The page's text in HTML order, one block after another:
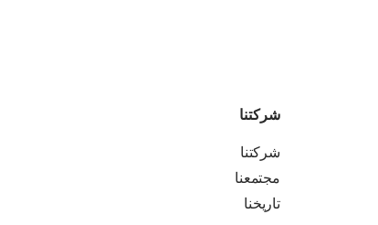
شركتنا
شركتنا
مجتمعنا
تاريخنا